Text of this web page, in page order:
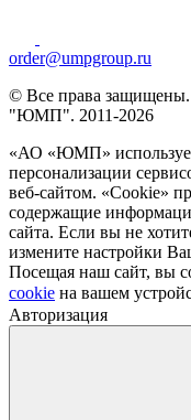
order@umpgroup.ru
© Все права
"ЮМП". 2011-2026
«АО «ЮМП»
персонализации
веб-сайтом. «Cookie»
содержащие
сайта. Если вы не
измените настройки
Посещая наш сайт, вы
cookie на вашем
Авторизация